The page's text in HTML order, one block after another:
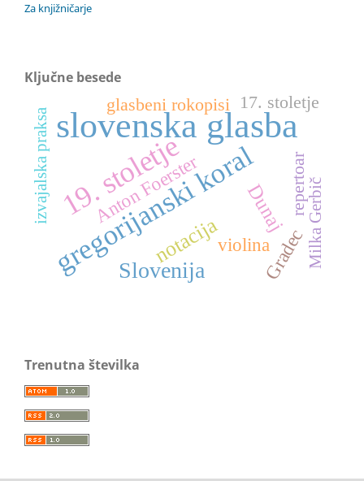
Za knjižničarje
Ključne besede
slovenska glasba
19. stoletje
gregorijanski koral
Slovenija
notacija
Dunaj
violinaGradec
Anton Foerster
17. stoletje
repertoar
glasbeni rokopisi
Milka Gerbič
izvajalska praksa
Trenutna številka